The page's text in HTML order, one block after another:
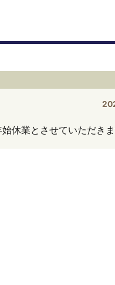
休業とさせていただきま